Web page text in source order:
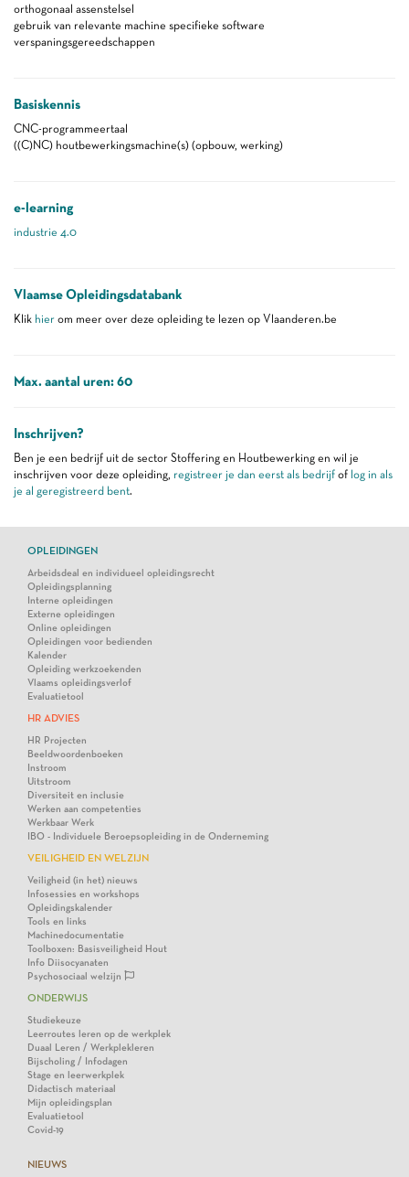
orthogonaal assenstelsel
gebruik van relevante machine specifieke software
verspaningsgereedschappen
Basiskennis
CNC-programmeertaal
((C)NC) houtbewerkingsmachine(s) (opbouw, werking)
e-learning
industrie 4.0
Vlaamse Opleidingsdatabank
Klik hier om meer over deze opleiding te lezen op Vlaanderen.be
Max. aantal uren: 60
Inschrijven?
Ben je een bedrijf uit de sector Stoffering en Houtbewerking en wil je
inschrijven voor deze opleiding, registreer je dan eerst als bedrijf of log in als
je al geregistreerd bent.
OPLEIDINGEN
Arbeidsdeal en individueel opleidingsrecht
Opleidingsplanning
Interne opleidingen
Externe opleidingen
Online opleidingen
Opleidingen voor bedienden
Kalender
Opleiding werkzoekenden
Vlaams opleidingsverlof
Evaluatietool
HR ADVIES
HR Projecten
Beeldwoordenboeken
Instroom
Uitstroom
Diversiteit en inclusie
Werken aan competenties
Werkbaar Werk
IBO - Individuele Beroepsopleiding in de Onderneming
VEILIGHEID EN WELZIJN
Veiligheid (in het) nieuws
Infosessies en workshops
Opleidingskalender
Tools en links
Machinedocumentatie
Toolboxen: Basisveiligheid Hout
Info Diisocyanaten
Psychosociaal welzijn
ONDERWIJS
Studiekeuze
Leerroutes leren op de werkplek
Duaal Leren / Werkplekleren
Bijscholing / Infodagen
Stage en leerwerkplek
Didactisch materiaal
Mijn opleidingsplan
Evaluatietool
Covid-19
NIEUWS